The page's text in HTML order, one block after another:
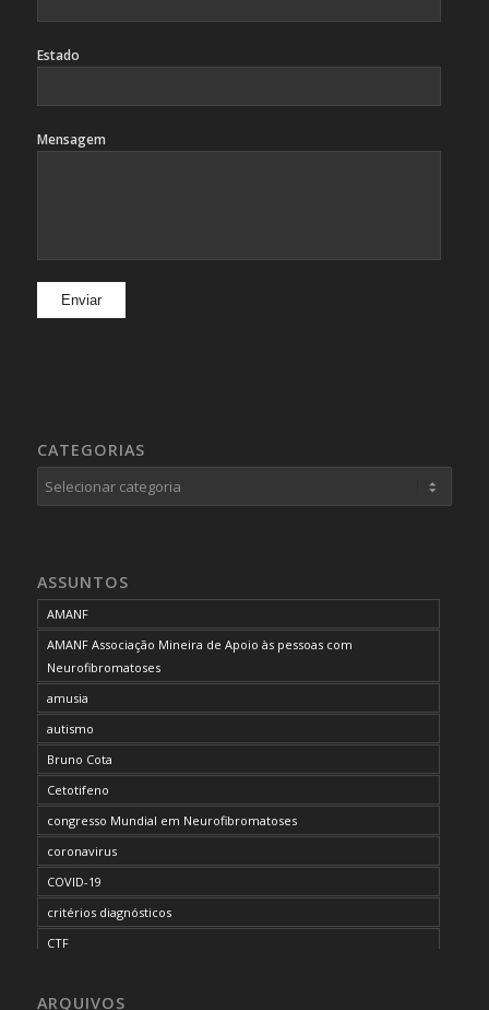
Estado
Mensagem
CATEGORIAS
Categorias
ASSUNTOS
AMANF
AMANF Associação Mineira de Apoio às pessoas com
Neurofibromatoses
amusia
autismo
Bruno Cota
Cetotifeno
congresso Mundial em Neurofibromatoses
coronavirus
COVID-19
critérios diagnósticos
CTF
desordem do processamento auditivo
ARQUIVOS